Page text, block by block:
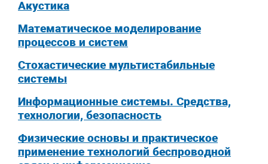
Акустика
Математическое моделирование
процессов и систем
Стохастические мультистабильные
системы
Информационные системы. Средства,
технологии, безопасность
Физические основы и практическое
применение технологий беспроводной